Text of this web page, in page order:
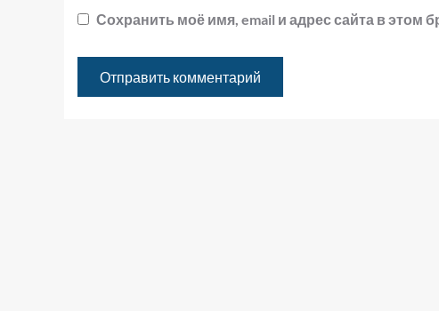
Сохранить моё имя, email и адрес сайта в